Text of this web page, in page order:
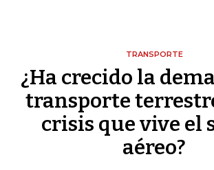
TRANSPORTE
¿Ha crecido la
transporte
crisis que vive el
aéreo?